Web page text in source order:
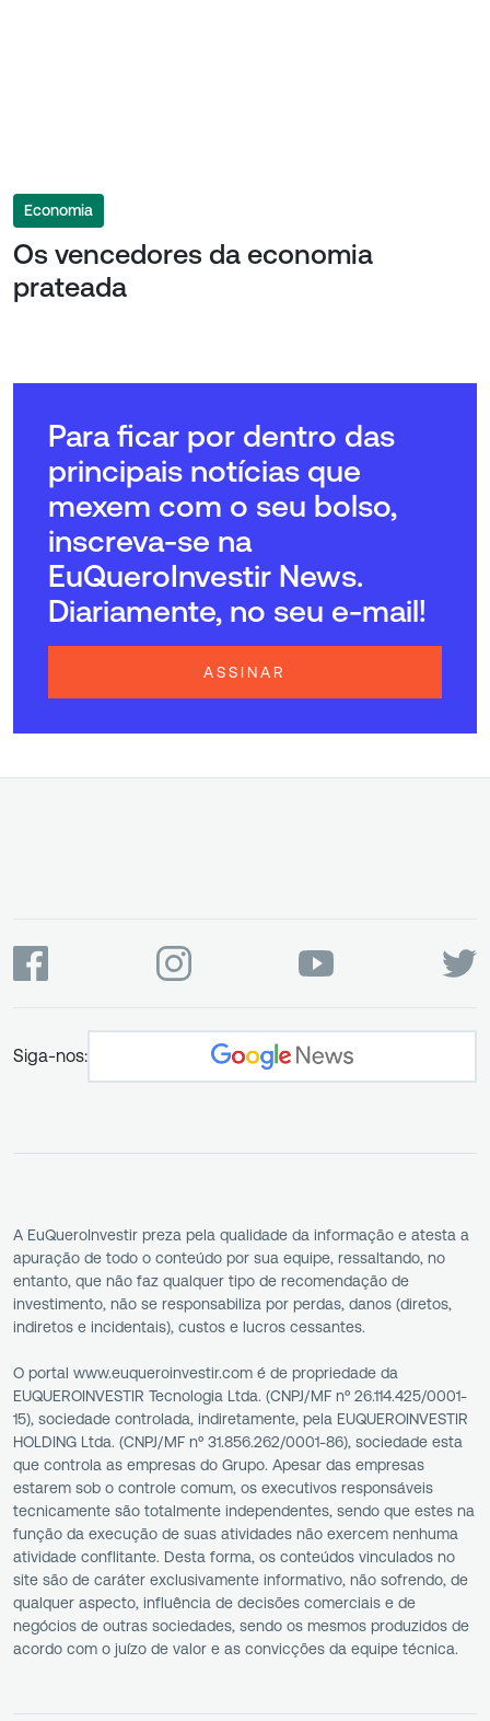
Economia
Os vencedores da economia
prateada
Para ficar por dentro das
principais notícias que
mexem com o seu bolso,
inscreva-se na
EuQueroInvestir News.
Diariamente, no seu e-mail!
ASSINAR
Siga-nos:
A EuQueroInvestir preza pela qualidade da informação e atesta a
apuração de todo o conteúdo por sua equipe, ressaltando, no
entanto, que não faz qualquer tipo de recomendação de
investimento, não se responsabiliza por perdas, danos (diretos,
indiretos e incidentais), custos e lucros cessantes.
O portal www.euqueroinvestir.com é de propriedade da
EUQUEROINVESTIR Tecnologia Ltda. (CNPJ/MF nº 26.114.425/0001-
15), sociedade controlada, indiretamente, pela EUQUEROINVESTIR
HOLDING Ltda. (CNPJ/MF nº 31.856.262/0001-86), sociedade esta
que controla as empresas do Grupo. Apesar das empresas
estarem sob o controle comum, os executivos responsáveis
tecnicamente são totalmente independentes, sendo que estes na
função da execução de suas atividades não exercem nenhuma
atividade conflitante. Desta forma, os conteúdos vinculados no
site são de caráter exclusivamente informativo, não sofrendo, de
qualquer aspecto, influência de decisões comerciais e de
negócios de outras sociedades, sendo os mesmos produzidos de
acordo com o juízo de valor e as convicções da equipe técnica.